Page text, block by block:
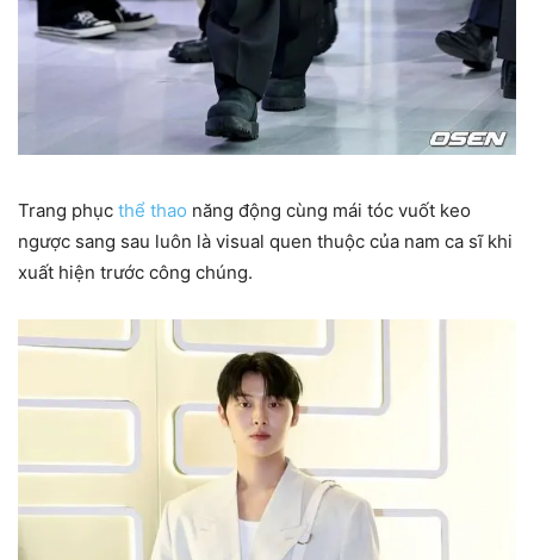
Trang phục thể thao năng động cùng mái tóc vuốt keo
ngược sang sau luôn là visual quen thuộc của nam ca sĩ khi
xuất hiện trước công chúng.